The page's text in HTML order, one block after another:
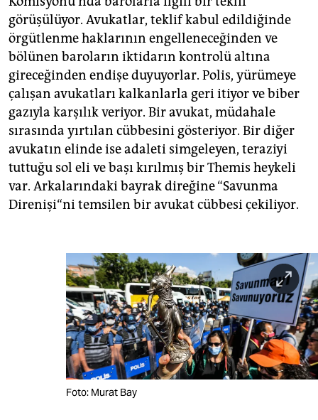
görüşülüyor. Avukatlar, teklif kabul edildiğinde
örgütlenme haklarının engelleneceğinden ve
bölünen baroların iktidarın kontrolü altına
gireceğinden endişe duyuyorlar. Polis, yürümeye
çalışan avukatları kalkanlarla geri itiyor ve biber
gazıyla karşılık veriyor. Bir avukat, müdahale
sırasında yırtılan cübbesini gösteriyor. Bir diğer
avukatın elinde ise adaleti simgeleyen, teraziyi
tuttuğu sol eli ve başı kırılmış bir Themis heykeli
var. Arkalarındaki bayrak direğine “Savunma
Direnişi“ni temsilen bir avukat cübbesi çekiliyor.
Foto: Murat Bay